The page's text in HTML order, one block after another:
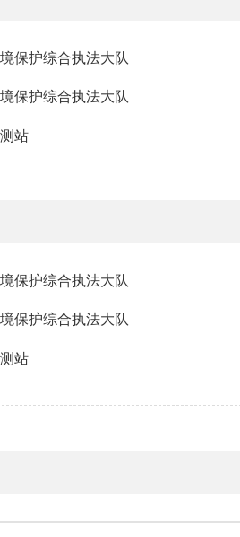
保护综合执法大队
保护综合执法大队
站
保护综合执法大队
保护综合执法大队
站